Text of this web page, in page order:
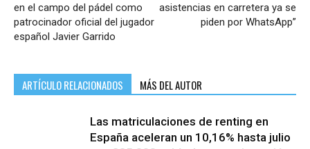
en el campo del pádel como
patrocinador oficial del jugador
español Javier Garrido
asistencias en carretera ya se
piden por WhatsApp”
ARTÍCULO RELACIONADOS MÁS DEL AUTOR
Las matriculaciones de renting en
España aceleran un 10,16% hasta julio